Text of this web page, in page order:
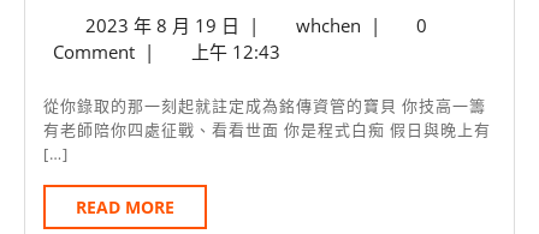
登
服
務
時
數
銘
資
管
2023 年 8 月 19 日 2023
年
月
19
| whchenwhchen
|
0
Comment | 上午 12:43
從你錄取的那一刻起就註定成為銘傳資管的寶貝 你技高一籌
有老師陪你四處征戰、看看世面 你是程式白痴 假日與晚上有
[…]
READ MORE